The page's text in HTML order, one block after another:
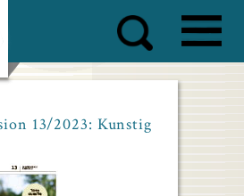
13/2023: Kunstig